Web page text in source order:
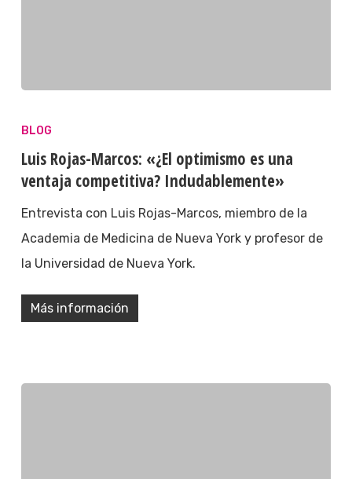
BLOG
Luis Rojas-Marcos: «¿El optimismo es una
ventaja competitiva? Indudablemente»
Entrevista con Luis Rojas-Marcos, miembro de la
Academia de Medicina de Nueva York y profesor de
la Universidad de Nueva York.
Más información